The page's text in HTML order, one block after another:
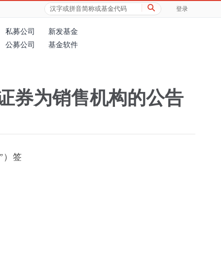
登录
私募公司
新发基金
公募公司
基金软件
券为销售机构的公告
）签